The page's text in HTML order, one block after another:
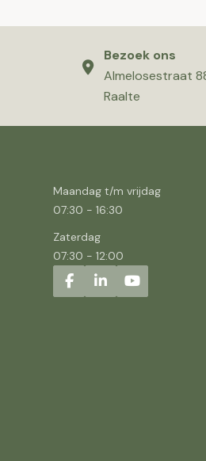
Bezoek ons
Almelosestraat
Raalte
Maandag t/m vrijdag
07:30 - 16:30
Zaterdag
07:30 - 12:00